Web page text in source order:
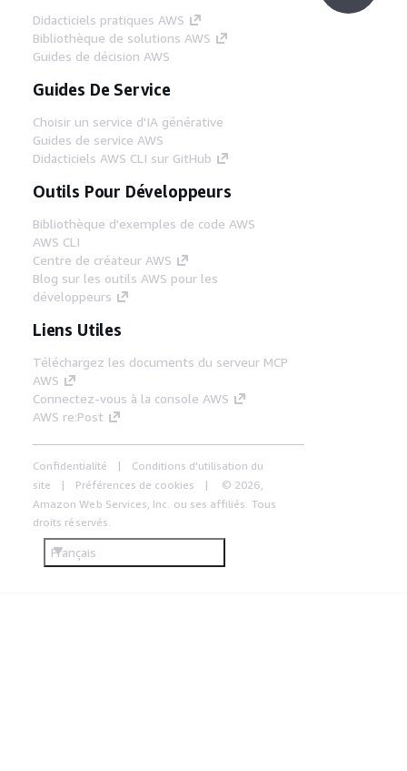
Didacticiels pratiques AWS
Bibliothèque de solutions AWS
Guides de décision AWS
Guides De Service
Choisir un service d'IA générative
Guides de service AWS
Didacticiels AWS CLI sur GitHub
Outils Pour Développeurs
Bibliothèque d'exemples de code AWS
AWS CLI
Centre de créateur AWS
Blog sur les outils AWS pour les
développeurs
Liens Utiles
Téléchargez les documents du serveur MCP
AWS
Connectez-vous à la console AWS
AWS re:Post
Confidentialité
Conditions d'utilisation du
site
Préférences de cookies
© 2026,
Amazon Web Services, Inc. ou ses affiliés. Tous
droits réservés.
Français